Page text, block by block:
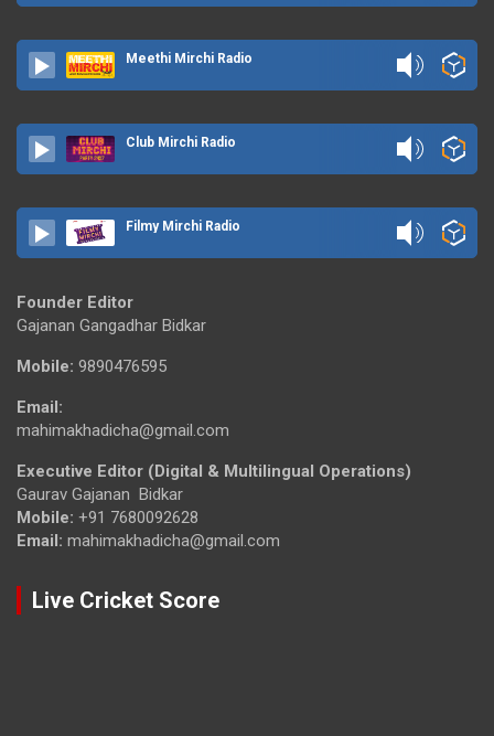
Meethi Mirchi Radio
Club Mirchi Radio
Filmy Mirchi Radio
Founder Editor
Gajanan Gangadhar Bidkar
Mobile: 9890476595
Email:
mahimakhadicha@gmail.com
Executive Editor (Digital & Multilingual Operations)
Gaurav Gajanan Bidkar
Mobile: +91 7680092628
Email: mahimakhadicha@gmail.com
Live Cricket Score